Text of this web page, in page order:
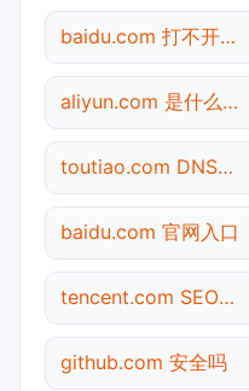
baidu.com 打不开检测
aliyun.com 是什么网站
toutiao.com DNS解析
baidu.com 官网入口
tencent.com SEO体检
github.com 安全吗